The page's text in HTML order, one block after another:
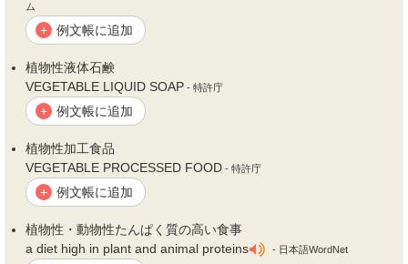
ム
+ 例文帳に追加
植物性液体石鹸
VEGETABLE LIQUID SOAP - 特許庁
+ 例文帳に追加
植物性加工食品
VEGETABLE PROCESSED FOOD - 特許庁
+ 例文帳に追加
植物性 ・動物性たんぱく質の高い食事
a diet high in plant and animal proteins
- 日本語WordNet